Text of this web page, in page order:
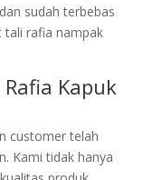
sudah terbebas
tali rafia nampak
Kapuk
customer telah
Kami tidak hanya